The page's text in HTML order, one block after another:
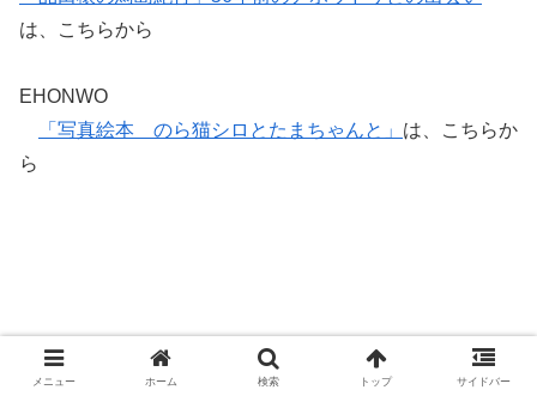
は、こちらから
EHONWO
「写真絵本 のら猫シロとたまちゃんと」 は、こちらか
ら
メニュー ホーム 検索 トップ サイドバー